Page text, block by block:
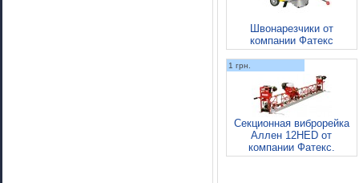
Швонарезчики от
компании Фатекс
1 грн.
Секционная виброрейка
Аллен 12HED от
компании Фатекс.